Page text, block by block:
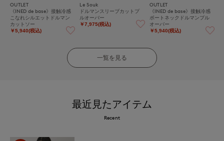
OUTLET
《INED de base》接触冷感
こなれシルエットドルマン
カットソー
￥5,940(税込)
Le Souk
ドルマンスリーブカットプ
ルオーバー
￥7,975(税込)
OUTLET
《INED de base》接触冷感
ボートネックドルマンプル
オーバー
￥5,940(税込)
一覧を見る
最近見たアイテム
Recent